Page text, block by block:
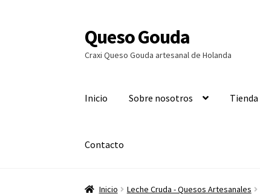
Ir
a
la
Ir
al
contenido
Queso Gouda
Craxi Queso Gouda artesanal de Holanda
Inicio Sobre nosotros Tienda
Contacto
Inicio Leche Cruda - Quesos Artesanales